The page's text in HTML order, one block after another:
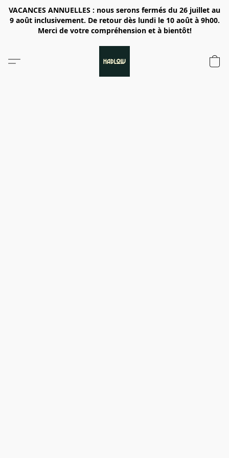
VACANCES ANNUELLES : nous serons fermés du 26 juillet au
9 août inclusivement. De retour dès lundi le 10 août à 9h00.
Merci de votre compréhension et à bientôt!